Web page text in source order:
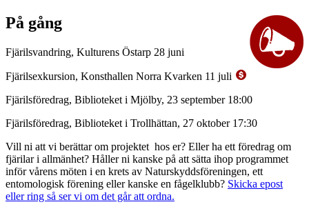
På gång
Fjärilsvandring, Kulturens Östarp 28 juni
Fjärilsexkursion, Konsthallen Norra Kvarken 11 juli
Fjärilsföredrag, Biblioteket i Mjölby, 23 september 18:00
Fjärilsföredrag, Biblioteket i Trollhättan, 27 oktober 17:30
Vill ni att vi berättar om projektet hos er? Eller ha ett föredrag om
fjärilar i allmänhet? Håller ni kanske på att sätta ihop programmet
inför vårens möten i en krets av Naturskyddsföreningen, ett
entomologisk förening eller kanske en fågelklubb? Skicka epost
eller ring så ser vi om det går att ordna.